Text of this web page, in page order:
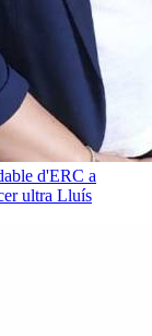
d'ERC a
ultra Lluís